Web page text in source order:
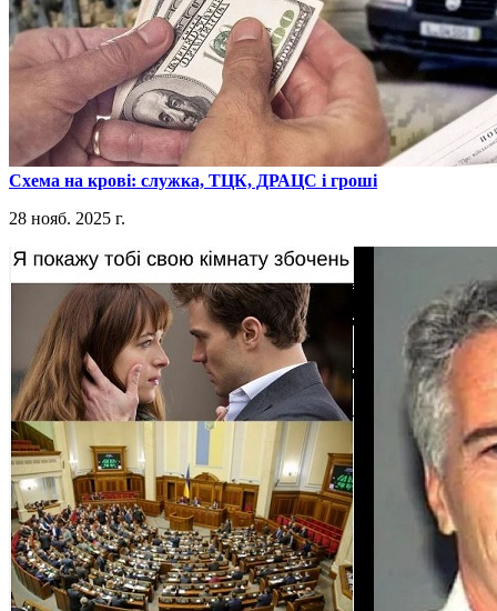
​Схема на крові: служка, ТЦК, ДРАЦС і гроші
28 нояб. 2025 г.